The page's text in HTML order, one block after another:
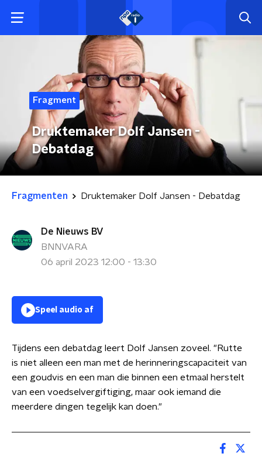
Fragment
Druktemaker Dolf Jansen -
Debatdag
Fragmenten Druktemaker Dolf Jansen - Debatdag
De Nieuws BV
BNNVARA
06 april 2023 12:00 - 13:30
Speel audio af
Tijdens een debatdag leert Dolf Jansen zoveel. "Rutte
is niet alleen een man met de herinneringscapaciteit van
een goudvis en een man die binnen een etmaal herstelt
van een voedselvergiftiging, maar ook iemand die
meerdere dingen tegelijk kan doen."